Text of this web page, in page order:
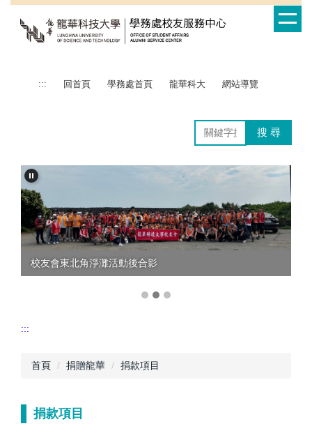
::: 回首頁 學務處首頁 龍華科大 網站導覽
搜 尋
校友會東北角淨灘活動後合影
:::
首頁 捐贈龍華 捐款項目
捐款項目